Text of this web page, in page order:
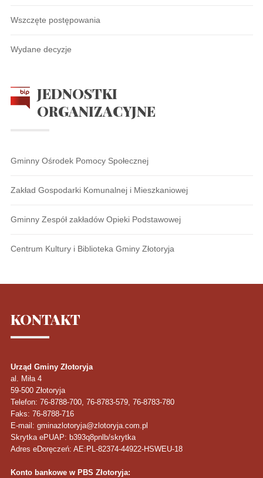
Wszczęte postępowania
Wydane decyzje
JEDNOSTKI
ORGANIZACYJNE
Gminny Ośrodek Pomocy Społecznej
Zakład Gospodarki Komunalnej i Mieszkaniowej
Gminny Zespół zakładów Opieki Podstawowej
Centrum Kultury i Biblioteka Gminy Złotoryja
KONTAKT
Urząd Gminy Złotoryja
al. Miła 4
59-500 Złotoryja
Telefon: 76-8788-700, 76-8783-579, 76-8783-780
Faks: 76-8788-716
E-mail: gminazlotoryja@zlotoryja.com.pl
Skrytka ePUAP: b393q8pnlb/skrytka
Adres eDoręczeń: AE:PL-82374-44922-HSWEU-18
Konto bankowe w PBS Złotoryja: